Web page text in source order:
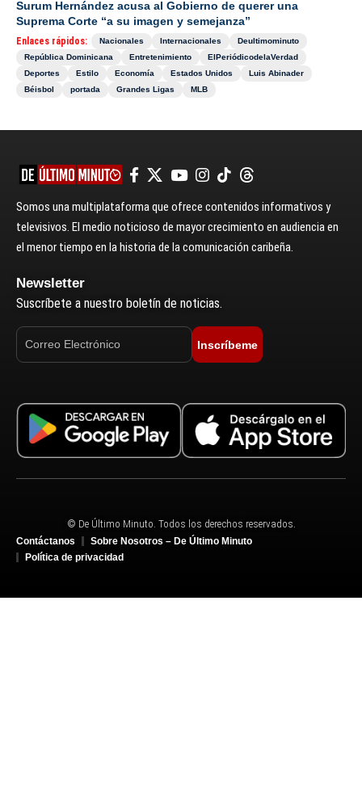
Surum Hernández acusa al Gobierno de querer una
Suprema Corte “a su imagen y semejanza”
Enlaces rápidos: Nacionales Internacionales
Deultimominuto
República Dominicana
Entretenimiento
ElPeriódicodelaVerdad
Deportes
Estilo Economía Estados Unidos
Luis Abinader
Béisbol
portada Grandes Ligas MLB
Somos una multiplataforma que ofrece contenidos informativos y
televisivos. El medio noticioso de mayor crecimiento en audiencia en
el menor tiempo en la historia de la comunicación caribeña.
Newsletter
Suscríbete a nuestro boletín de noticias.
Inscríbeme
© De Último Minuto. Todos los derechos reservados.
Contáctanos
Sobre Nosotros – De Último Minuto
Política de privacidad